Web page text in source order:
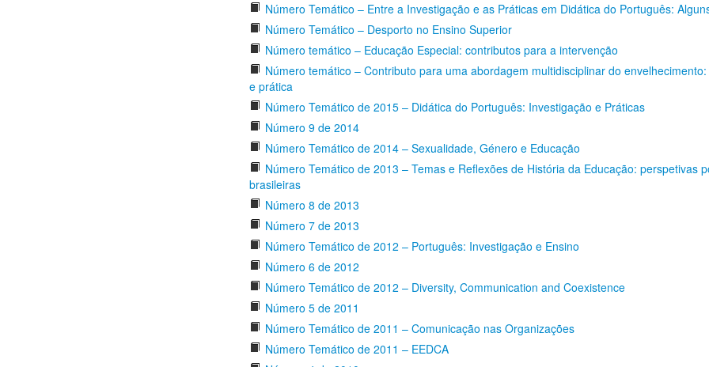
Número Temático – Entre a Investigação e as Práticas em Didática do Português:
Número Temático – Desporto no Ensino Superior
Número temático – Educação Especial: contributos para a intervenção
Número temático – Contributo para uma abordagem multidisciplinar do
e prática
Número Temático de 2015 – Didática do Português: Investigação e Práticas
Número 9 de 2014
Número Temático de 2014 – Sexualidade, Género e Educação
Número Temático de 2013 – Temas e Reflexões de História da Educação: perspetivas
brasileiras
Número 8 de 2013
Número 7 de 2013
Número Temático de 2012 – Português: Investigação e Ensino
Número 6 de 2012
Número Temático de 2012 – Diversity, Communication and Coexistence
Número 5 de 2011
Número Temático de 2011 – Comunicação nas Organizações
Número Temático de 2011 – EEDCA